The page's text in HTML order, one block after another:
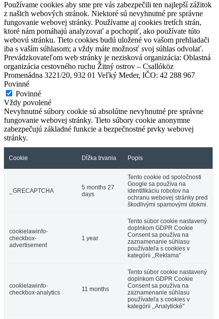
Používame cookies aby sme pre vás zabezpečili ten najlepší zážitok
z našich webových stránok. Niektoré sú nevyhnutné pre správne
fungovanie webovej stránky. Používame aj cookies tretích strán,
ktoré nám pomáhajú analyzovať a pochopiť, ako používate túto
webovú stránku. Tieto cookies budú uložené vo vašom prehliadači
iba s vaším súhlasom; a vždy máte možnosť svoj súhlas odvolať.
Prevádzkovateľom web stránky je nezisková organizácia: Oblastná
organizácia cestovného ruchu Žitný ostrov – Csallóköz
Promenádna 3221/20, 932 01 Veľký Meder, IČO: 42 288 967
Povinné
Povinné
Vždy povolené
Nevyhnutné súbory cookie sú absolútne nevyhnutné pre správne
fungovanie webovej stránky. Tieto súbory cookie anonymne
zabezpečujú základné funkcie a bezpečnostné prvky webovej
stránky.
Cookie Dĺžka trvania Popis
_GRECAPTCHA
5 months 27
days
Tento cookie od spoločnosti
Google sa používa na
identifikáciu robotov na
ochranu webovej stránky pred
škodlivými spamovými útokmi.
cookielawinfo-
checkbox-
advertisement
1 year
Tento súbor cookie nastavený
doplnkom GDPR Cookie
Consent sa používa na
zaznamenanie súhlasu
používateľa s cookies v
kategórii ,,Reklama"
cookielawinfo-
checkbox-analytics
11 months
Tento súbor cookie nastavený
doplnkom GDPR Cookie
Consent sa používa na
zaznamenanie súhlasu
používateľa s cookies v
kategórii ,,Analytické"